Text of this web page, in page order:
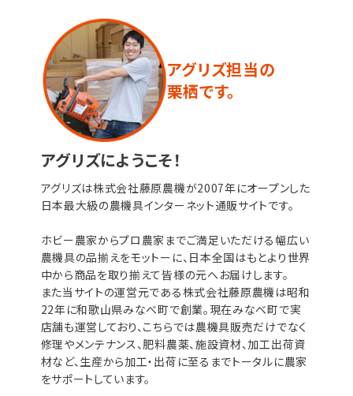
アグリズ担当の
栗栖です。
アグリズにようこそ！
アグリズは株式会社藤原農機が2007年にオープンした
日本最大級の農機具インターネット通販サイトです。
ホビー農家からプロ農家までご満足いただける幅広い
農機具の品揃えをモットーに、日本全国はもとより世界
中から商品を取り揃えて皆様の元へお届けします。
また当サイトの運営元である株式会社藤原農機は昭和
22年に和歌山県みなべ町で創業。現在みなべ町で実
店舗も運営しており、こちらでは農機具販売だけでなく
修理やメンテナンス、肥料農薬、施設資材、加工出荷資
材など、生産から加工・出荷に至るまでトータルに農家
をサポートしています。